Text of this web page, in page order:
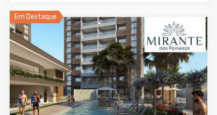
Em Destaque